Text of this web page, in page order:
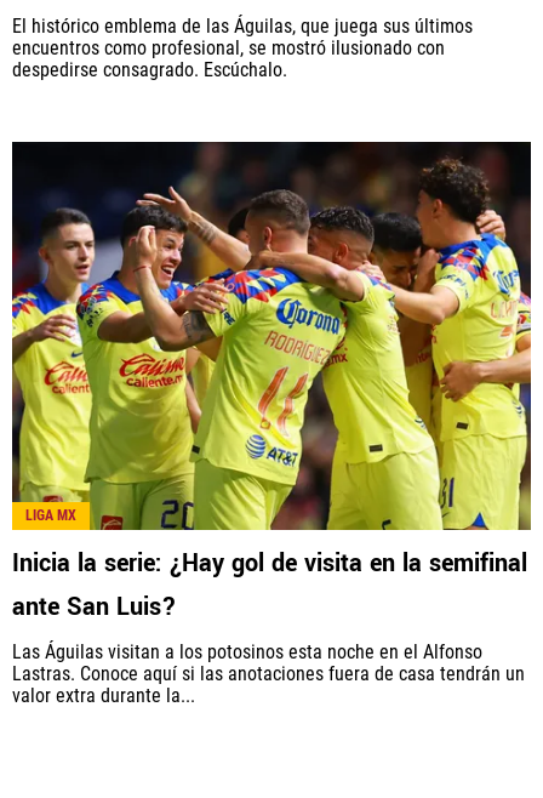
El histórico emblema de las Águilas, que juega sus últimos
encuentros como profesional, se mostró ilusionado con
despedirse consagrado. Escúchalo.
LIGA MX
Inicia la serie: ¿Hay gol de visita en la semifinal
ante San Luis?
Las Águilas visitan a los potosinos esta noche en el Alfonso
Lastras. Conoce aquí si las anotaciones fuera de casa tendrán un
valor extra durante la...